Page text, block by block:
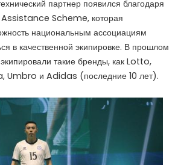
партнер появился благодаря
Scheme, которая
национальным ассоциациям
в качественной экипировке. В прошлом
такие бренды, как Lotto,
Umbro и Adidas (последние 10 лет).